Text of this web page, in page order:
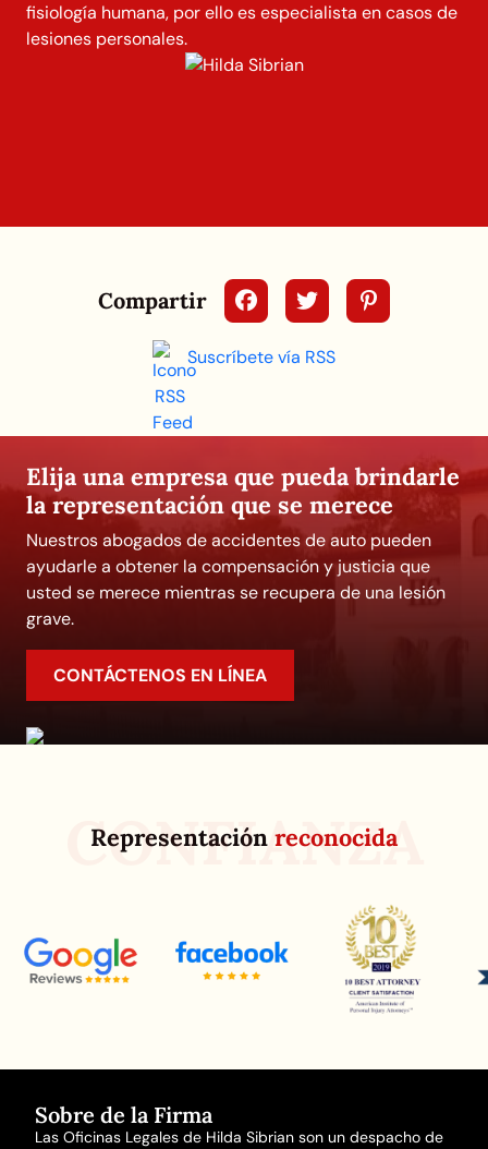
fisiología humana, por ello es especialista en casos de
lesiones personales.
Compartir
Suscríbete vía RSS
Elija una empresa que pueda brindarle
la representación que se merece
Nuestros abogados de accidentes de auto pueden
ayudarle a obtener la compensación y justicia que
usted se merece mientras se recupera de una lesión
grave.
CONTÁCTENOS EN LÍNEA
Representación reconocida
CONFIANZA
Sobre de la Firma
Las Oficinas Legales de Hilda Sibrian son un despacho de